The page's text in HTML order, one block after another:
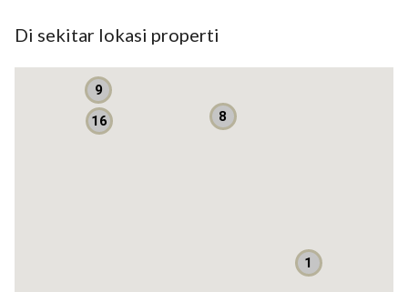
Carport : 2 Mobil
Kamar Kos : 5
Di sekitar lokasi properti
1
8
9
16